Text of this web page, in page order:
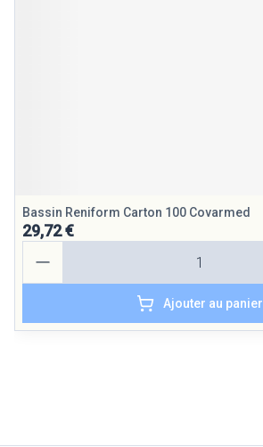
Bassin Reniform Carton 100 Covarmed
29,72 €
Ajouter au panier